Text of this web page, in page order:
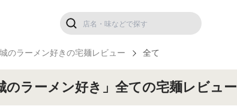
のラーメン好きの宅麺レビュー 全て
のラーメン好き」全ての宅麺レビュー